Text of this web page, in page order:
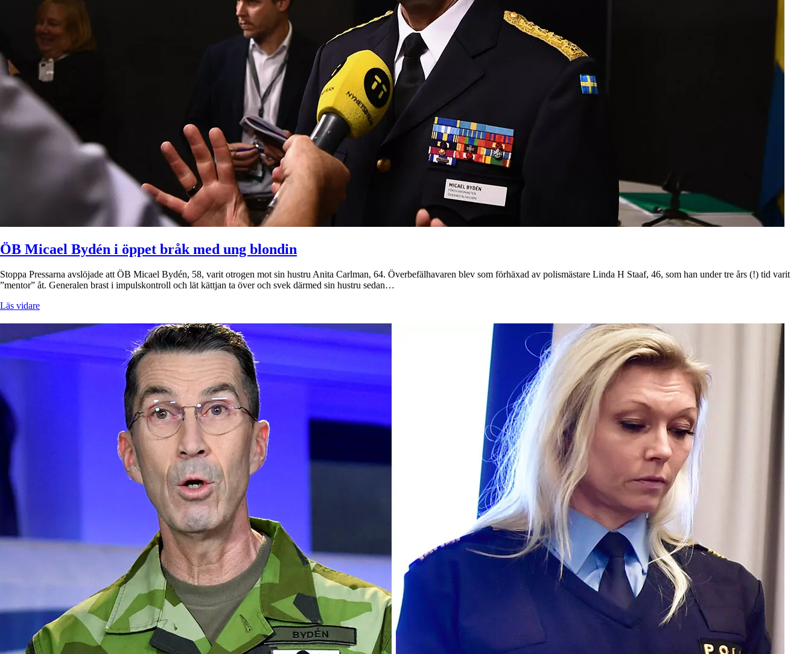
ÖB Micael Bydén i öppet bråk med ung blondin
Stoppa Pressarna avslöjade att ÖB Micael Bydén, 58, varit otrogen mot sin hustru Anita Carlman, 64. Överbefälhavaren blev som förhäxad av polismästare Linda H Staaf, 46, som han under tre års (!) tid varit
”mentor” åt. Generalen brast i impulskontroll och lät kättjan ta över och svek därmed sin hustru sedan…
Läs vidare